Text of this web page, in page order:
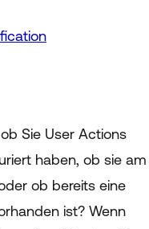
Sie User Actions
haben, ob sie am
ob bereits eine
ist? Wenn